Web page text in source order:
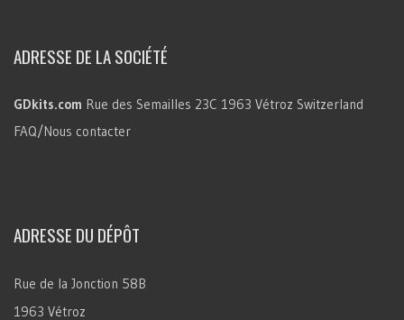
ADRESSE DE LA SOCIÉTÉ
GDkits.com Rue des Semailles 23C 1963 Vétroz Switzerland
FAQ/Nous contacter
ADRESSE DU DÉPÔT
Rue de la Jonction 58B
1963 Vétroz